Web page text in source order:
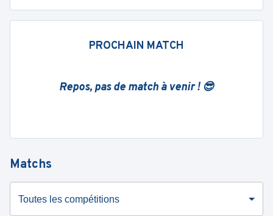
PROCHAIN MATCH
Repos, pas de match à venir ! 😎
Matchs
Toutes les compétitions